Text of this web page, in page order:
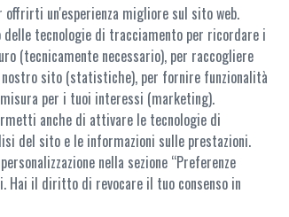
ACCEDI!
PORTALE
registrati. L'accesso è possibile tramiteMyZEISS
un'esperienza migliore sul sito web.
tecnologie di tracciamento per ricordare i
(tecnicamente necessario), per raccogliere
sito (statistiche), per fornire funzionalità
per i tuoi interessi (marketing).
anche di attivare le tecnologie di
del sito e le informazioni sulle prestazioni.
nella sezione “Preferenze
Hai il diritto di revocare il tuo consenso in